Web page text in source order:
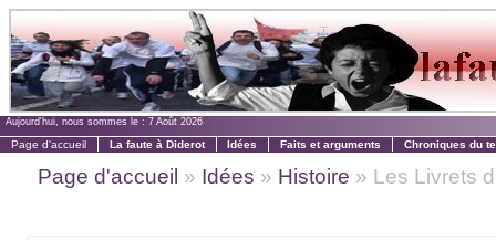
Aujourd'hui, nous sommes le : 7 Août 2026
Page d'accueil La faute à Diderot Idées Faits et arguments Chroniques du
Page d'accueil » Idées » Histoire » Les Livrets